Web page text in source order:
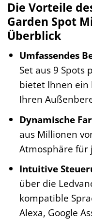
Die Vorteile
Garden Spot
Überblick
Umfassendes
Set aus 9 Spots
bietet Ihnen ein
Ihren
Dynamische
aus Millionen
Atmosphäre für
Intuitive
über die
kompatible
Alexa, Google